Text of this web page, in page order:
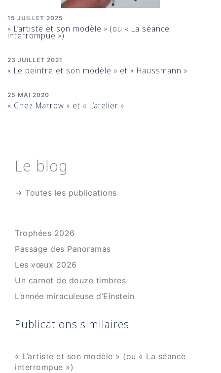
15 JUILLET 2025
« L’artiste et son modèle » (ou « La séance
interrompue »)
23 JUILLET 2021
« Le peintre et son modèle » et « Haussmann »
25 MAI 2020
« Chez Marrow » et « L’atelier »
Le blog
→ Toutes les publications
Trophées 2026
Passage des Panoramas
Les vœux 2026
Un carnet de douze timbres
L’année miraculeuse d’Einstein
Publications similaires
« L’artiste et son modèle » (ou « La séance
interrompue »)